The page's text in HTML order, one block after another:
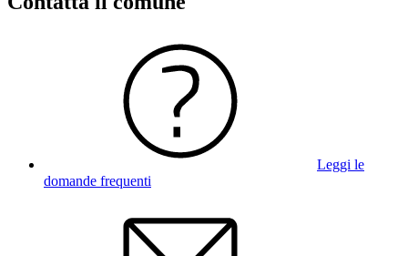
Leggi le
domande frequenti